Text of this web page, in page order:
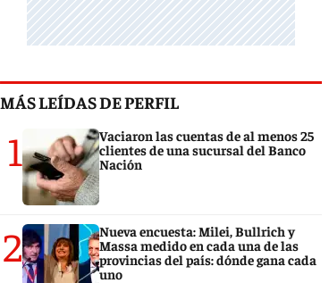
MÁS LEÍDAS DE PERFIL
1
Vaciaron las cuentas de al menos 25
clientes de una sucursal del Banco
Nación
2
Nueva encuesta: Milei, Bullrich y
Massa medido en cada una de las
provincias del país: dónde gana cada
uno